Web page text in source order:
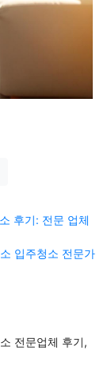
후기: 전문 업체
입주청소 전문가
전문업체 후기,